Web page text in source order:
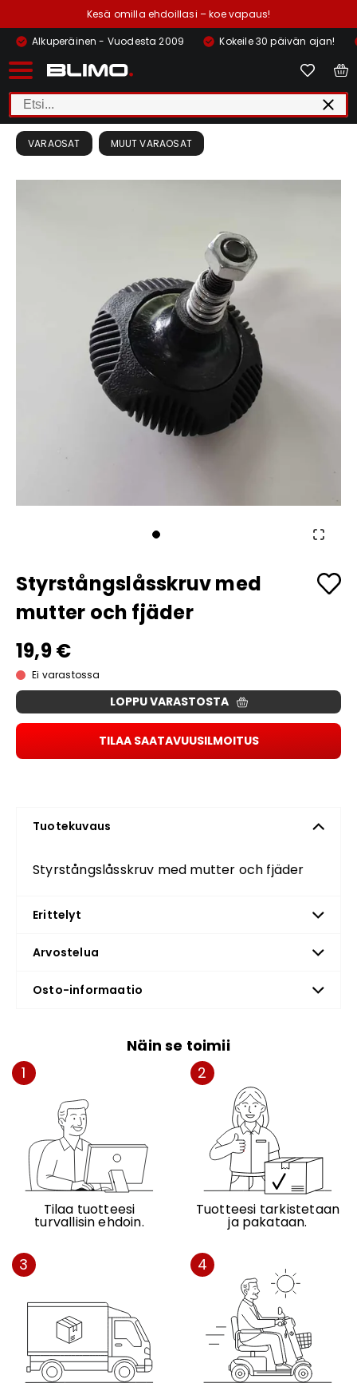
Kesä omilla ehdoillasi – koe vapaus!
Alkuperäinen - Vuodesta 2009
Kokeile 30 päivän ajan!
VARAOSAT MUUT VARAOSAT
Styrstångslåsskruv med
mutter och fjäder
19,9 €
Ei varastossa
LOPPU VARASTOSTA
TILAA SAATAVUUSILMOITUS
Tuotekuvaus
Styrstångslåsskruv med mutter och fjäder
Erittelyt
Arvostelua
Osto-informaatio
Näin se toimii
1
Tilaa tuotteesi
turvallisin ehdoin.
2
Tuotteesi tarkistetaan
ja pakataan.
3 4